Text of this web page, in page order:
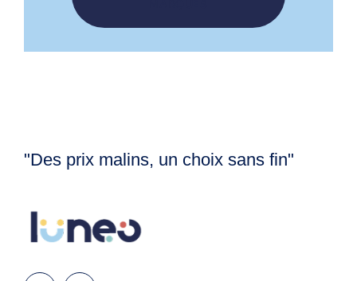
"Des prix malins, un choix sans fin"